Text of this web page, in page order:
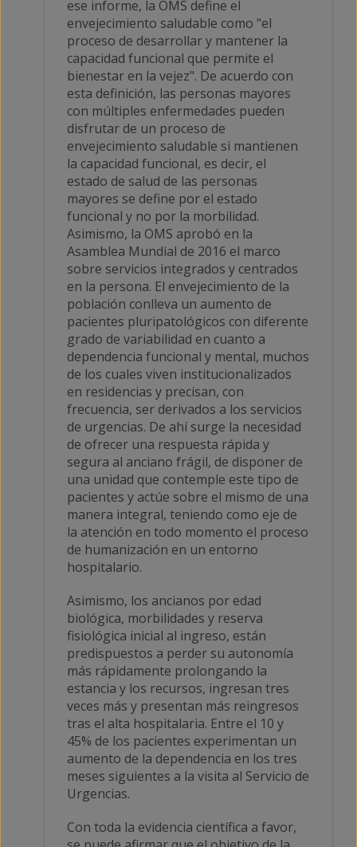
ese informe, la OMS define el
envejecimiento saludable como "el
proceso de desarrollar y mantener la
capacidad funcional que permite el
bienestar en la vejez". De acuerdo con
esta definición, las personas mayores
con múltiples enfermedades pueden
disfrutar de un proceso de
envejecimiento saludable si mantienen
la capacidad funcional, es decir, el
estado de salud de las personas
mayores se define por el estado
funcional y no por la morbilidad.
Asimismo, la OMS aprobó en la
Asamblea Mundial de 2016 el marco
sobre servicios integrados y centrados
en la persona. El envejecimiento de la
población conlleva un aumento de
pacientes pluripatológicos con diferente
grado de variabilidad en cuanto a
dependencia funcional y mental, muchos
de los cuales viven institucionalizados
en residencias y precisan, con
frecuencia, ser derivados a los servicios
de urgencias. De ahí surge la necesidad
de ofrecer una respuesta rápida y
segura al anciano frágil, de disponer de
una unidad que contemple este tipo de
pacientes y actúe sobre el mismo de una
manera integral, teniendo como eje de
la atención en todo momento el proceso
de humanización en un entorno
hospitalario.
Asimismo, los ancianos por edad
biológica, morbilidades y reserva
fisiológica inicial al ingreso, están
predispuestos a perder su autonomía
más rápidamente prolongando la
estancia y los recursos, ingresan tres
veces más y presentan más reingresos
tras el alta hospitalaria. Entre el 10 y
45% de los pacientes experimentan un
aumento de la dependencia en los tres
meses siguientes a la visita al Servicio de
Urgencias.
Con toda la evidencia científica a favor,